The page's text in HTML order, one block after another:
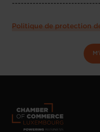
Politique de protection